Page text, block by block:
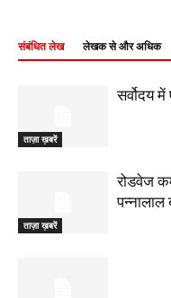
संबंधित लेख लेखक से और अधिक
ताज़ा ख़बरें
सर्वोदय
ताज़ा ख़बरें
रोडवेज
पन्नालाल